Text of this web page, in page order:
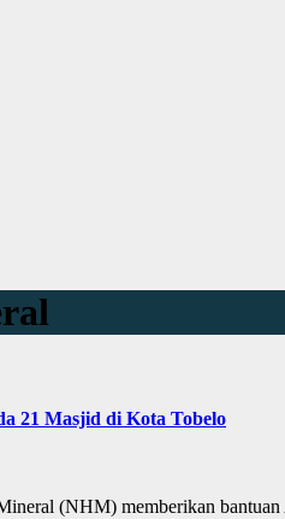
21 Masjid di Kota Tobelo
(NHM) memberikan